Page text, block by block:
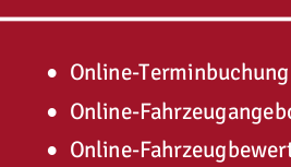
• Online-
• Online-
• Online-